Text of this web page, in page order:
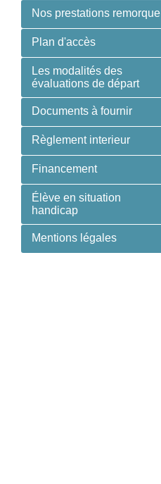
Nos prestations remorque
Plan d'accès
Les modalités des
évaluations de départ
Documents à fournir
Règlement interieur
Financement
Élève en situation
handicap
Mentions légales